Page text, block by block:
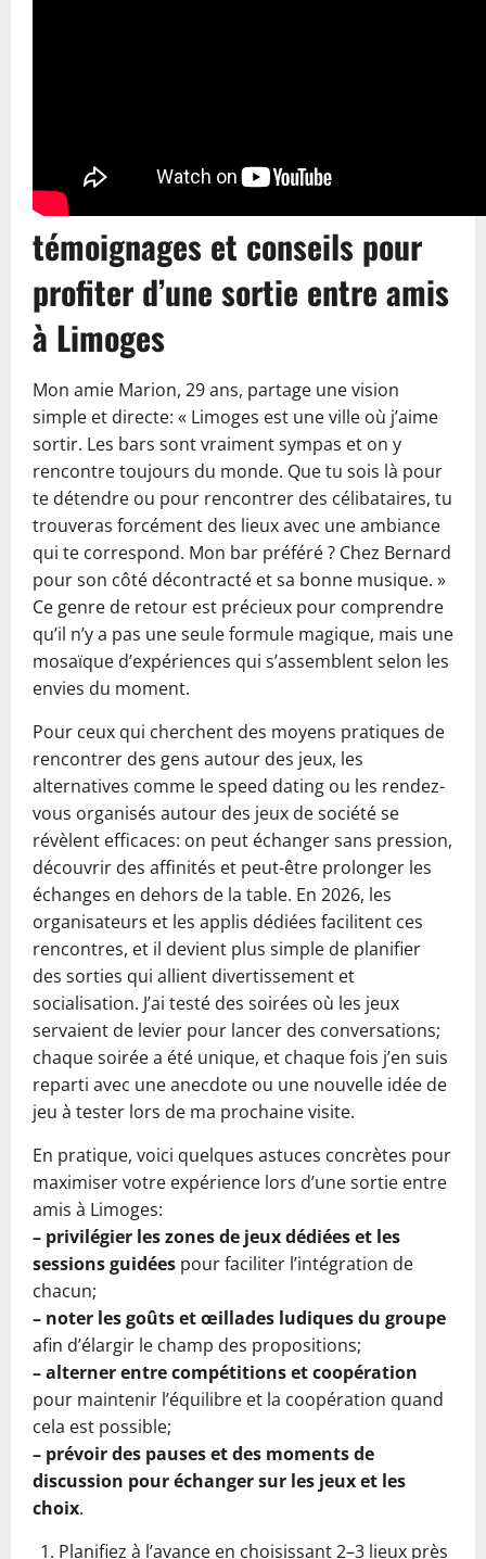
témoignages et conseils pour
profiter d’une sortie entre amis
à Limoges
Mon amie Marion, 29 ans, partage une vision
simple et directe: « Limoges est une ville où j’aime
sortir. Les bars sont vraiment sympas et on y
rencontre toujours du monde. Que tu sois là pour
te détendre ou pour rencontrer des célibataires, tu
trouveras forcément des lieux avec une ambiance
qui te correspond. Mon bar préféré ? Chez Bernard
pour son côté décontracté et sa bonne musique. »
Ce genre de retour est précieux pour comprendre
qu’il n’y a pas une seule formule magique, mais une
mosaïque d’expériences qui s’assemblent selon les
envies du moment.
Pour ceux qui cherchent des moyens pratiques de
rencontrer des gens autour des jeux, les
alternatives comme le speed dating ou les rendez-
vous organisés autour des jeux de société se
révèlent efficaces: on peut échanger sans pression,
découvrir des affinités et peut-être prolonger les
échanges en dehors de la table. En 2026, les
organisateurs et les applis dédiées facilitent ces
rencontres, et il devient plus simple de planifier
des sorties qui allient divertissement et
socialisation. J’ai testé des soirées où les jeux
servaient de levier pour lancer des conversations;
chaque soirée a été unique, et chaque fois j’en suis
reparti avec une anecdote ou une nouvelle idée de
jeu à tester lors de ma prochaine visite.
En pratique, voici quelques astuces concrètes pour
maximiser votre expérience lors d’une sortie entre
amis à Limoges:
– privilégier les zones de jeux dédiées et les
sessions guidées pour faciliter l’intégration de
chacun;
– noter les goûts et œillades ludiques du groupe
afin d’élargir le champ des propositions;
– alterner entre compétitions et coopération
pour maintenir l’équilibre et la coopération quand
cela est possible;
– prévoir des pauses et des moments de
discussion pour échanger sur les jeux et les
choix.
Planifiez à l’avance en choisissant 2–3 lieux près